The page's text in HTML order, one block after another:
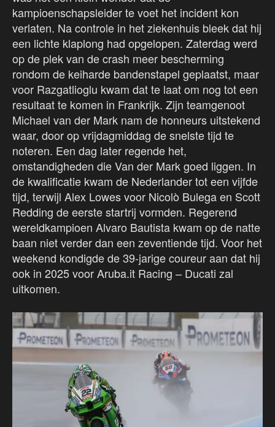
kampioenschapsleider te voet het incident kon
verlaten. Na controle in het ziekenhuis bleek dat hij
een lichte klaplong had opgelopen. Zaterdag werd
op de plek van de crash meer bescherming
rondom de keiharde bandenstapel geplaatst, maar
voor Razgatlioglu kwam dat te laat om nog tot een
resultaat te komen in Frankrijk. Zijn teamgenoot
Michael van der Mark nam de honneurs uitstekend
waar, door op vrijdagmiddag de snelste tijd te
noteren. Een dag later regende het,
omstandigheden die Van der Mark goed liggen. In
de kwalificatie kwam de Nederlander tot een vijfde
tijd, terwijl Alex Lowes voor Nicolò Bulega en Scott
Redding de eerste startrij vormden. Regerend
wereldkampioen Alvaro Bautista kwam op de natte
baan niet verder dan een zeventiende tijd. Voor het
weekend kondigde de 39-jarige coureur aan dat hij
ook in 2025 voor Aruba.it Racing – Ducati zal
uitkomen.